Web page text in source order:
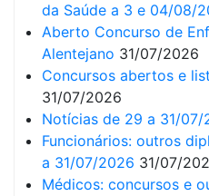
da Saúde a 3 e 04/08/
Aberto Concurso de
Alentejano 31/07/2026
Concursos abertos e
31/07/2026
Notícias de 29 a 31/07/
Funcionários: outros
a 31/07/2026 31/07/
Médicos: concursos e